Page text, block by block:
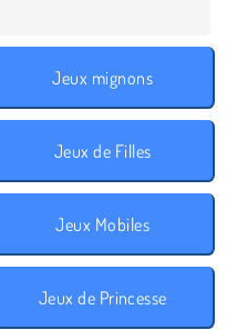
Jeux mignons
Jeux de Filles
Jeux Mobiles
Jeux de Princesse